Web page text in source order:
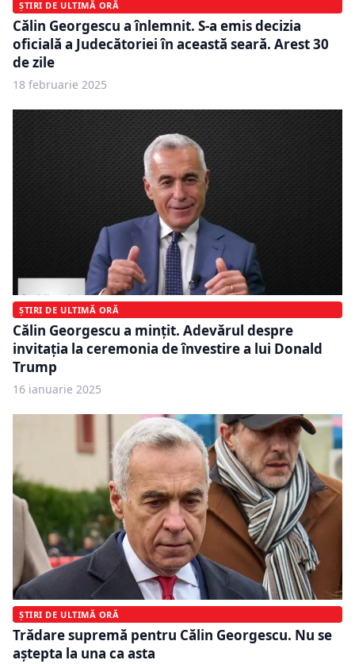
ȘTIRI DE ULTIMĂ ORĂ
Călin Georgescu a înlemnit. S-a emis decizia
oficială a Judecătoriei în această seară. Arest 30
de zile
18 februarie 2025
ȘTIRI DE ULTIMĂ ORĂ
Călin Georgescu a mințit. Adevărul despre
invitația la ceremonia de învestire a lui Donald
Trump
16 ianuarie 2025
ȘTIRI DE ULTIMĂ ORĂ
Trădare supremă pentru Călin Georgescu. Nu se
aștepta la una ca asta